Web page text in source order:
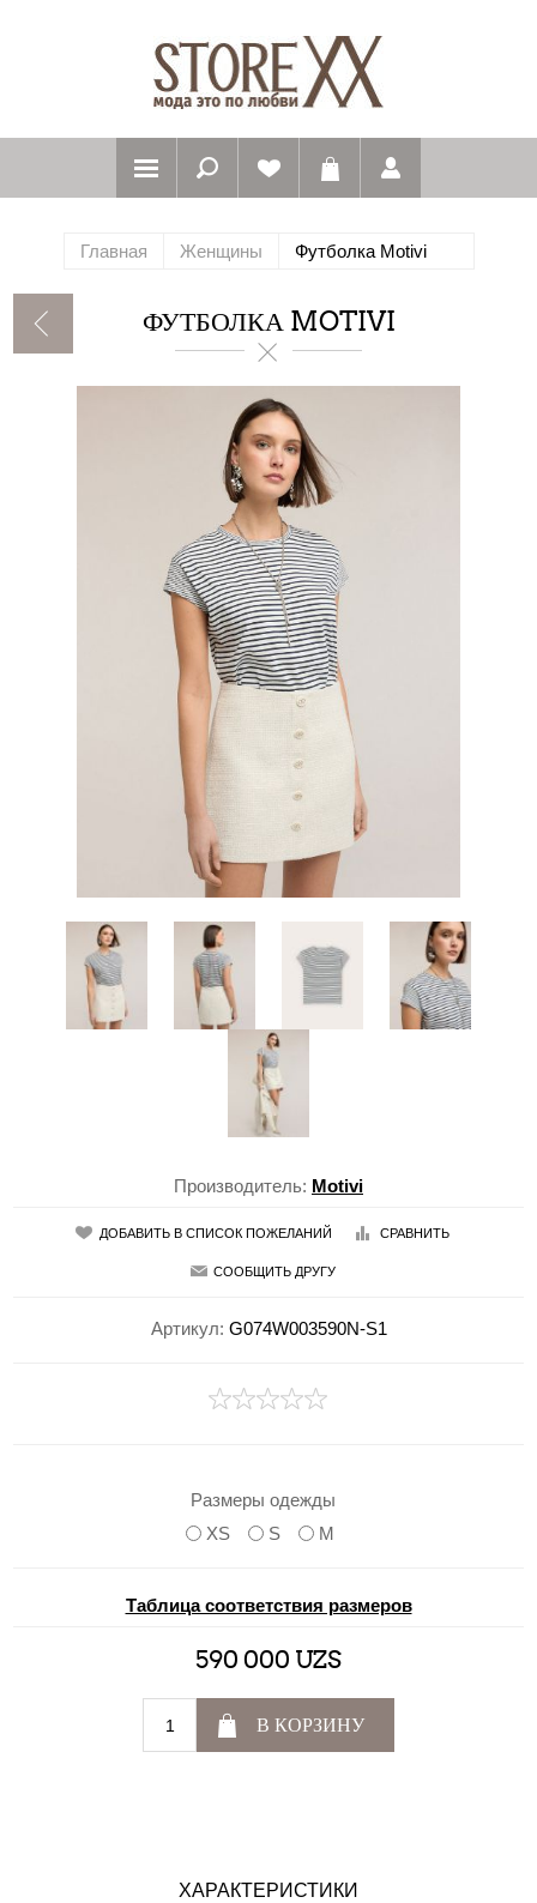
Главная Женщины Футболка Motivi
ФУТБОЛКА MOTIVI
Производитель: Motivi
ДОБАВИТЬ В СПИСОК ПОЖЕЛАНИЙ СРАВНИТЬ
СООБЩИТЬ ДРУГУ
Артикул: G074W003590N-S1
Размеры одежды
XS
S M
Таблица соответствия размеров
590 000 UZS
В КОРЗИНУ
ХАРАКТЕРИСТИКИ